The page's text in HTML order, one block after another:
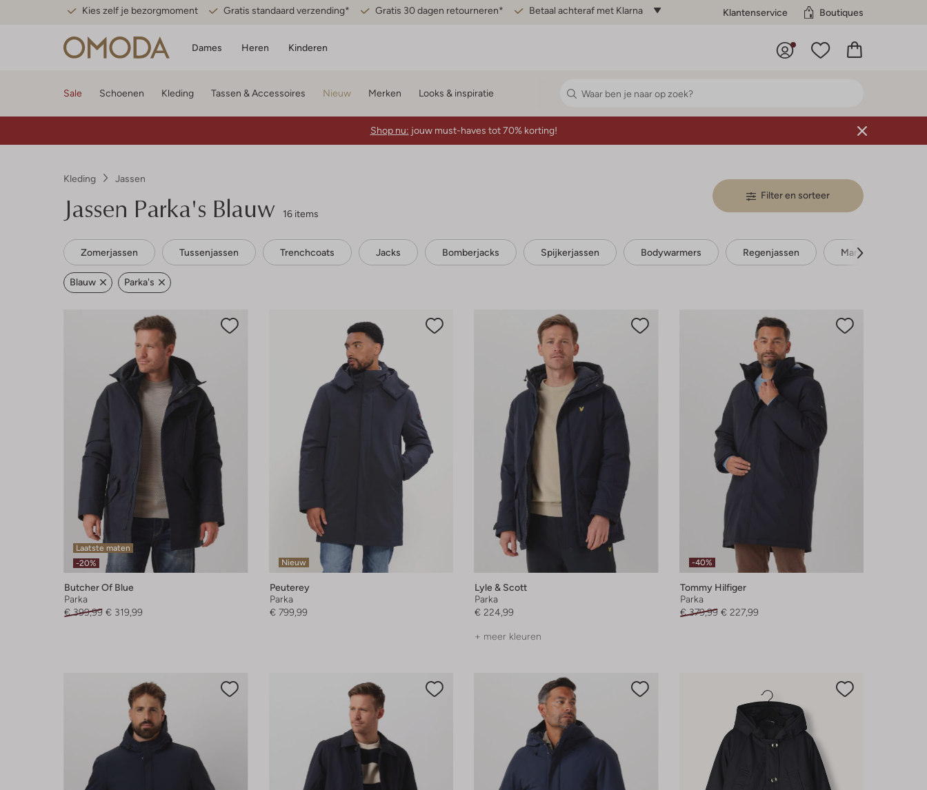
Kies zelf je bezorgmoment Gratis standaard verzending* Gratis 30 dagen retourneren* Betaal achteraf met Klarna Klantenservice Boutiques
Dames Heren Kinderen
Sale Schoenen Kleding Tassen & Accessoires Nieuw Merken Looks & inspiratie
Shop nu: jouw must-haves tot 70% korting!
Kleding Jassen
Jassen Parka's Blauw 16 items
Filter en sorteer
Zomerjassen Tussenjassen Trenchcoats Jacks Bomberjacks Spijkerjassen Bodywarmers Regenjassen Mantels
Blauw Parka's
Laatste maten
-20%
Butcher Of Blue
Parka
€ 399,99 € 319,99
Nieuw
Peuterey
Parka
€ 799,99
Lyle & Scott
Parka
€ 224,99
+ meer kleuren
-40%
Tommy Hilfiger
Parka
€ 379,99 € 227,99